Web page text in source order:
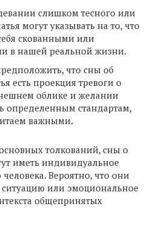
слишком тесного или
могут указывать на то, что
скованными или
в нашей реальной жизни.
что сны об
есть проекция тревоги о
облике и желании
определенным стандартам,
важными.
толкований, сны о
иметь индивидуальное
Вероятно, что они
или эмоциональное
общепринятых